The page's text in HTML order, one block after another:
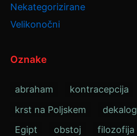
Nekategorizirane
Velikonočni
Oznake
abraham
kontracepcija
krst na Poljskem
dekalog
Egipt
obstoj filozofija